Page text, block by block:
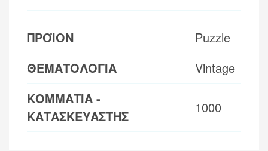
ΠΡΟΪΟΝ
Puzzle
ΘΕΜΑΤΟΛΟΓΙΑ
Vintage
ΚΟΜΜΑΤΙΑ -
ΚΑΤΑΣΚΕΥΑΣΤΗΣ
1000